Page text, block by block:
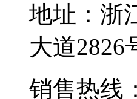
地址：浙
大道2826
销售热线